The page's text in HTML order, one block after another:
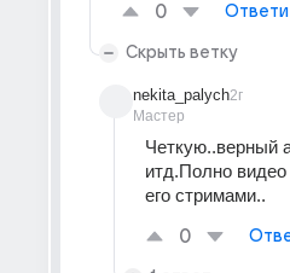
0
Скрыть ветку
nekita_palych
Мастер
2г
Четкую..верный
итд.Полно видео
его стримами..
0